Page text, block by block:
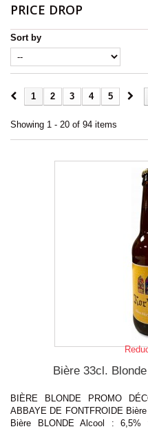
PRICE DROP
Sort by
1 2 3 4 5
Showing 1 - 20 of 94 items
Bière 33cl.
BIÈRE BLONDE PROMO
ABBAYE DE FONTFROIDE
Bière BLONDE Alcool :